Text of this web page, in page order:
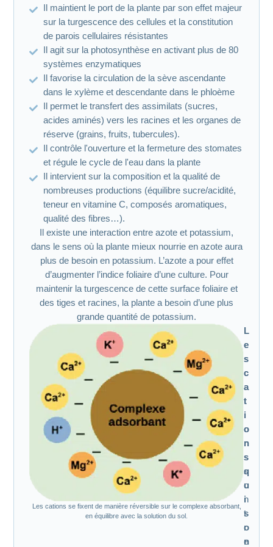
Il maintient le port de la plante par son effet majeur
sur la turgescence des cellules et la constitution
de parois cellulaires résistantes
Il agit sur la photosynthèse en activant plus de 80
systèmes enzymatiques
Il favorise la circulation de la sève ascendante
dans le xylème et descendante dans le phloème
Il permet le transfert des assimilats (sucres,
acides aminés) vers les racines et les organes de
réserve (grains, fruits, tubercules).
Il contrôle l'ouverture et la fermeture des stomates
et régule le cycle de l'eau dans la plante
Il intervient sur la composition et la qualité de
nombreuses productions (équilibre sucre/acidité,
teneur en vitamine C, composés aromatiques,
qualité des fibres…).
Il existe une interaction entre azote et potassium,
dans le sens où la plante mieux nourrie en azote aura
plus de besoin en potassium. L’azote a pour effet
d’augmenter l’indice foliaire d’une culture. Pour
maintenir la turgescence de cette surface foliaire et
des tiges et racines, la plante a besoin d’une plus
grande quantité de potassium.
Les cations se fixent de manière réversible sur le complexe absorbant,
en équilibre avec la solution du sol.
L
e
s
c
a
t
i
o
n
s
q
u
i
s
o
n
L
e
s
c
a
t
i
o
n
s
s
o
n
t
r
e